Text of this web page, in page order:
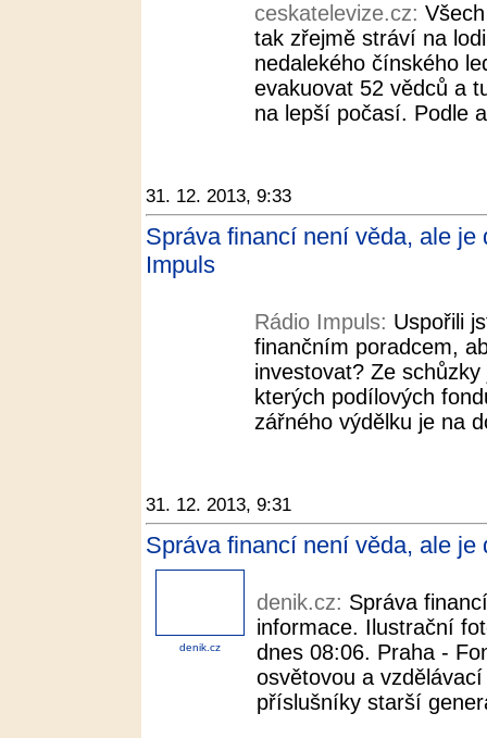
ceskatelevize.cz:
tak zřejmě stráví na
nedalekého čínského
evakuovat 52 vědců a
na lepší počasí. Podle
31. 12. 2013, 9:33
Správa financí není věda, ale
Impuls
Rádio Impuls: Uspořili
finančním poradcem,
investovat? Ze
kterých podílových
zářného výdělku je na
31. 12. 2013, 9:31
Správa financí není věda, ale
denik.cz
denik.cz: Správa
informace. Ilustrační
dnes 08:06. Praha -
osvětovou a
příslušníky starší